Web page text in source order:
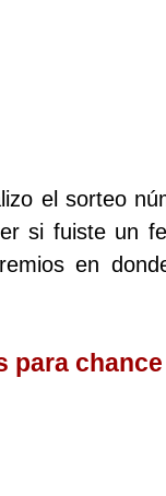
el sorteo
si fuiste un
en
para chance